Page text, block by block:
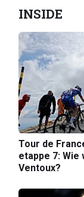
INSIDE
Tour de
etappe 7: Wie
Ventoux?